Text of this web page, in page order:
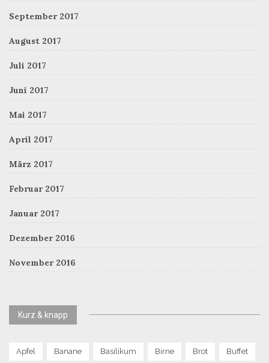
September 2017
August 2017
Juli 2017
Juni 2017
Mai 2017
April 2017
März 2017
Februar 2017
Januar 2017
Dezember 2016
November 2016
Kurz & knapp
Apfel Banane Basilikum Birne Brot Buffet